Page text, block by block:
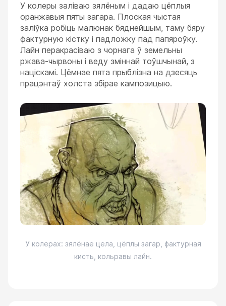
У колеры заліваю зялёным і дадаю цёплыя
оранжавыя пяты загара. Плоская чыстая
заліўка робіць малюнак бяднейшым, таму бяру
фактурную кістку і падложку пад папяроўку.
Лайн перакрасіваю з чорнага ў земельны
ржава-чырвоны і веду зміннай тоўшчынай, з
націскамі. Цёмнае пята прыблізна на дзесяць
працэнтаў холста збірае кампозицыю.
У колерах: зялёнае цела, цёплы загар, фактурная
кисть, кольравы лайн.